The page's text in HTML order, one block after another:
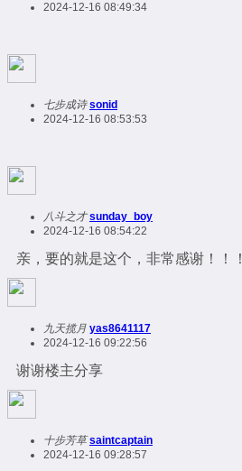
2024-12-16 08:49:34
七步成诗 sonid
2024-12-16 08:53:53
八斗之才 sunday_boy
2024-12-16 08:54:22
亲，要的就是这个，非常感谢！！！
九天揽月 yas8641117
2024-12-16 09:22:56
谢谢楼主分享
十步芳草 saintcaptain
2024-12-16 09:28:57